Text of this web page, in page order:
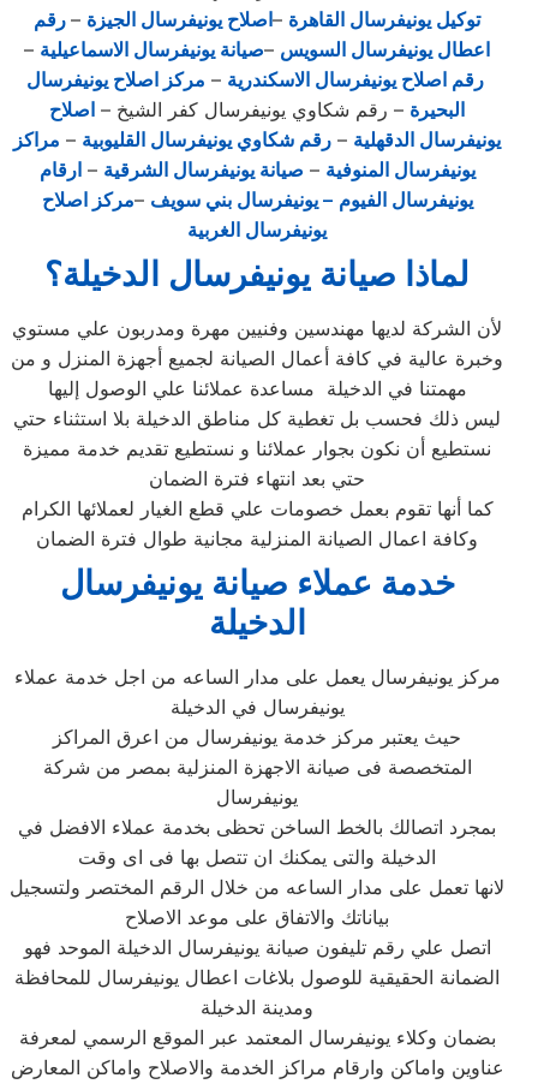
توكيل يونيفرسال القاهرة –اصلاح يونيفرسال الجيزة – رقم
اعطال يونيفرسال السويس –صيانة يونيفرسال الاسماعيلية –
رقم اصلاح يونيفرسال الاسكندرية – مركز اصلاح يونيفرسال
البحيرة – رقم شكاوي يونيفرسال كفر الشيخ – اصلاح
يونيفرسال الدقهلية – رقم شكاوي يونيفرسال القليوبية – مراكز
يونيفرسال المنوفية – صيانة يونيفرسال الشرقية –ارقام
يونيفرسال الفيوم – يونيفرسال بني سويف –مركز اصلاح
يونيفرسال الغربية
لماذا صيانة يونيفرسال الدخيلة؟
لأن الشركة لديها مهندسين وفنيين مهرة ومدربون علي مستوي
وخبرة عالية في كافة أعمال الصيانة لجميع أجهزة المنزل و من
مهمتنا في الدخيلة مساعدة عملائنا علي الوصول إليها
ليس ذلك فحسب بل تغطية كل مناطق الدخيلة بلا استثناء حتي
نستطيع أن نكون بجوار عملائنا و نستطيع تقديم خدمة مميزة
حتي بعد انتهاء فترة الضمان
كما أنها تقوم بعمل خصومات علي قطع الغيار لعملائها الكرام
وكافة اعمال الصيانة المنزلية مجانية طوال فترة الضمان
خدمة عملاء صيانة يونيفرسال
الدخيلة
مركز يونيفرسال يعمل على مدار الساعه من اجل خدمة عملاء
يونيفرسال في الدخيلة
حيث يعتبر مركز خدمة يونيفرسال من اعرق المراكز
المتخصصة فى صيانة الاجهزة المنزلية بمصر من شركة
يونيفرسال
بمجرد اتصالك بالخط الساخن تحظى بخدمة عملاء الافضل في
الدخيلة والتى يمكنك ان تتصل بها فى اى وقت
لانها تعمل على مدار الساعه من خلال الرقم المختصر ولتسجيل
بياناتك والاتفاق على موعد الاصلاح
اتصل علي رقم تليفون صيانة يونيفرسال الدخيلة الموحد فهو
الضمانة الحقيقية للوصول بلاغات اعطال يونيفرسال للمحافظة
ومدينة الدخيلة
بضمان وكلاء يونيفرسال المعتمد عبر الموقع الرسمي لمعرفة
عناوين واماكن وارقام مراكز الخدمة والاصلاح واماكن المعارض